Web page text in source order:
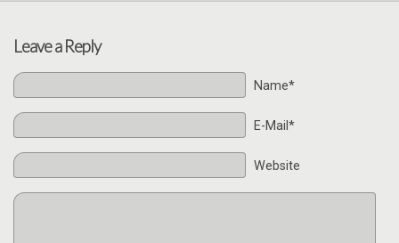
Leave a Reply
Name*
E-Mail*
Website